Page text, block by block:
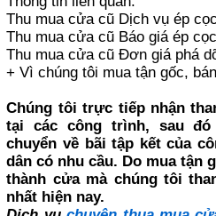
Thu mua cửa cũ Dịch vụ ép
Thu mua cửa cũ Báo giá ép
Thu mua cửa cũ Đơn giá phá
+ Vì chúng tôi mua tận gốc,
Chúng tôi trực tiếp nhận
tại các công trình, sau
chuyển về bãi tập kết của
dân có nhu cầu. Do mua tận
thành cửa mà chúng tôi
nhất hiện nay.